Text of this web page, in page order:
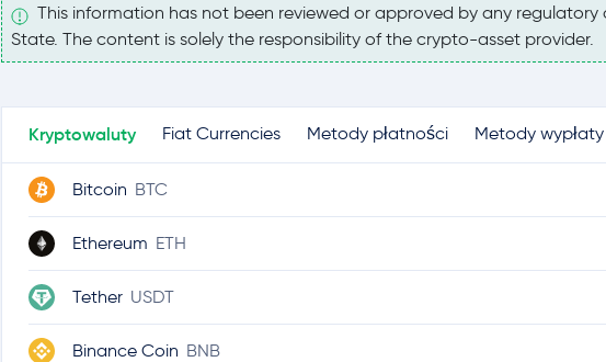
This information has not been reviewed or approved by any regulatory
State. The content is solely the responsibility of the crypto-asset provider.
Kryptowaluty Fiat Currencies Metody płatności Metody wypłaty
Bitcoin BTC
Ethereum ETH
Tether USDT
Binance Coin BNB